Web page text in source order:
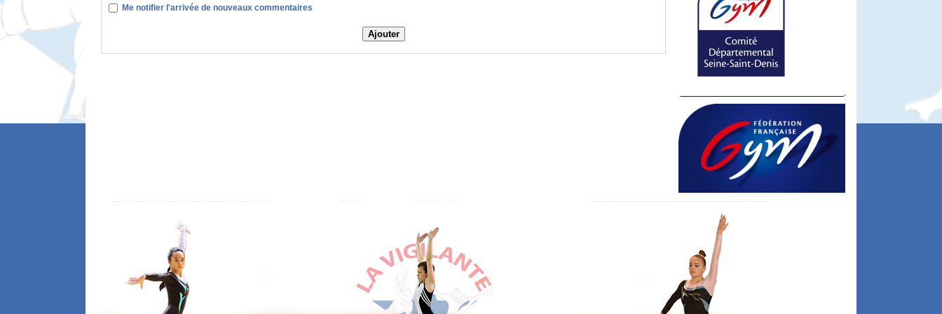
Me notifier l'arrivée de nouveaux commentaires